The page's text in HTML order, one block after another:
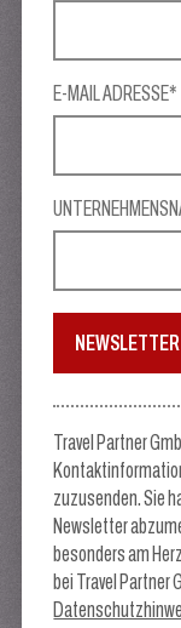
E-MAIL ADRESSE*
Travel Partner
zuzusenden. Sie
Newsletter
besonders am
bei Travel Partner